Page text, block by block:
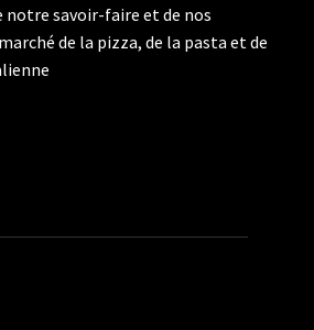
notre savoir-faire et de nos
de la pizza, de la pasta et de